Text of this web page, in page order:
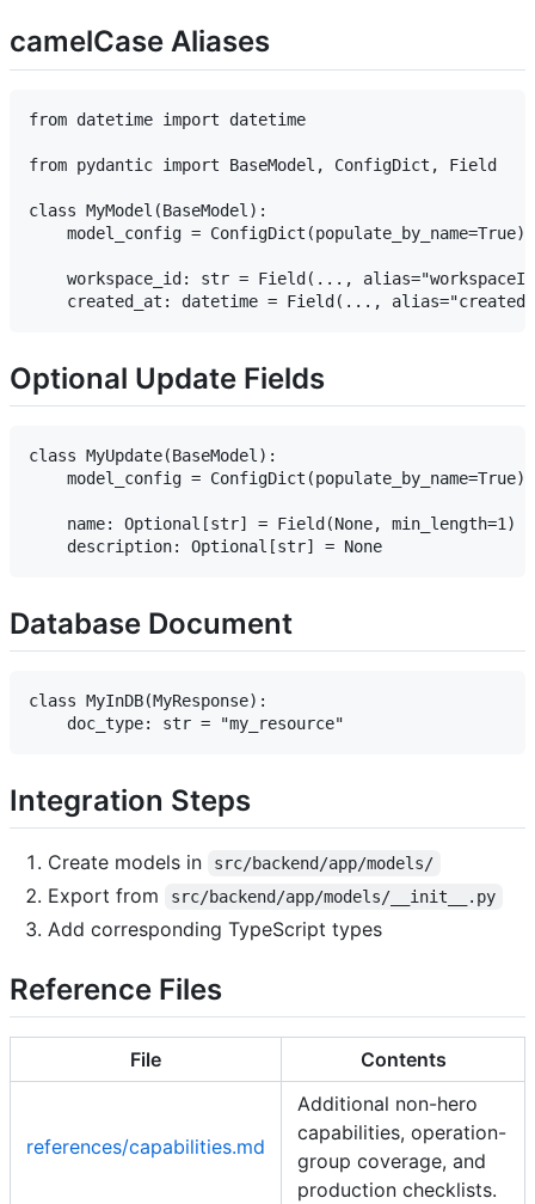
camelCase Aliases
from datetime import datetime
from pydantic import BaseModel, ConfigDict, Field
class MyModel(BaseModel):
    model_config = ConfigDict(populate_by_name=True)
workspace_id: str = Field(...,
Optional Update Fields
class MyUpdate(BaseModel):
    model_config = ConfigDict(populate_by_name=True)
    name: Optional[str] = Field(None, min_length=1)
Database Document
class MyInDB(MyResponse):
Integration Steps
Create models in src/backend/app/models/
Export from src/backend/app/models/__init__.py
Add corresponding TypeScript types
Reference Files
File Contents
references/capabilities.md
Additional non-hero
capabilities, operation-
group coverage, and
production checklists.